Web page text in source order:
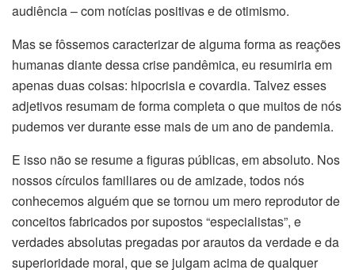
audiência – com notícias positivas e de otimismo.
Mas se fôssemos caracterizar de alguma forma as reações
humanas diante dessa crise pandêmica, eu resumiria em
apenas duas coisas: hipocrisia e covardia. Talvez esses
adjetivos resumam de forma completa o que muitos de nós
pudemos ver durante esse mais de um ano de pandemia.
E isso não se resume a figuras públicas, em absoluto. Nos
nossos círculos familiares ou de amizade, todos nós
conhecemos alguém que se tornou um mero reprodutor de
conceitos fabricados por supostos “especialistas”, e
verdades absolutas pregadas por arautos da verdade e da
superioridade moral, que se julgam acima de qualquer